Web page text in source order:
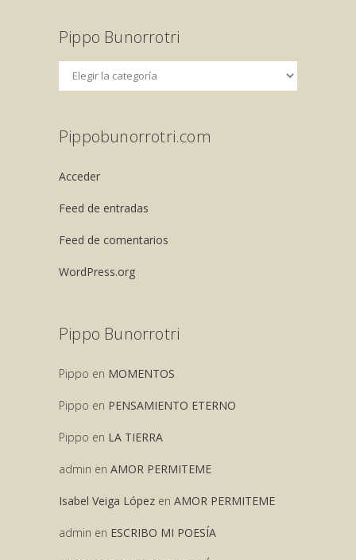
Pippo Bunorrotri
Pippobunorrotri.com
Acceder
Feed de entradas
Feed de comentarios
WordPress.org
Pippo Bunorrotri
Pippo en MOMENTOS
Pippo en PENSAMIENTO ETERNO
Pippo en LA TIERRA
admin en AMOR PERMITEME
Isabel Veiga López en AMOR PERMITEME
admin en ESCRIBO MI POESÍA